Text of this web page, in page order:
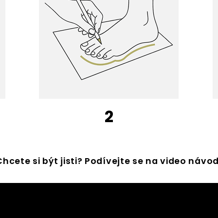
2
si být jisti? Podívejte se na video